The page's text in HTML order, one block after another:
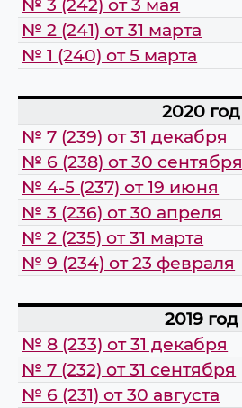
№ 2 (241) от 31 марта
№ 1 (240) от 5 марта
2020 год
№ 7 (239) от 31 декабря
№ 6 (238) от 30 сентября
№ 4-5 (237) от 19 июня
№ 3 (236) от 30 апреля
№ 2 (235) от 31 марта
№ 9 (234) от 23 февраля
2019 год
№ 8 (233) от 31 декабря
№ 7 (232) от 31 сентября
№ 6 (231) от 30 августа